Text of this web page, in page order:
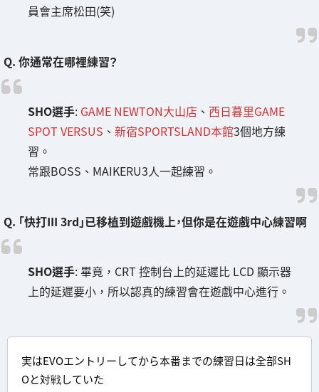
員會主席松田(笑)
Q. 你通常在哪裡練習？
SHO選手: GAME NEWTON大山店 、 西日暮里GAME
SPOT VERSUS 、 新宿SPORTSLAND本館3個地方練
習。
常跟BOSS、MAIKERU3人一起練習。
Q. 「快打III 3rd」已移植到遊戲機上，但你是在遊戲中心練習啊
SHO選手: 畢竟，CRT 控制台上的延遲比 LCD 顯示器
上的延遲要小，所以認真的練習會在遊戲中心進行。
実はEVOエントリーしてから本番までの練習日は全部SH
Oと対戦していた